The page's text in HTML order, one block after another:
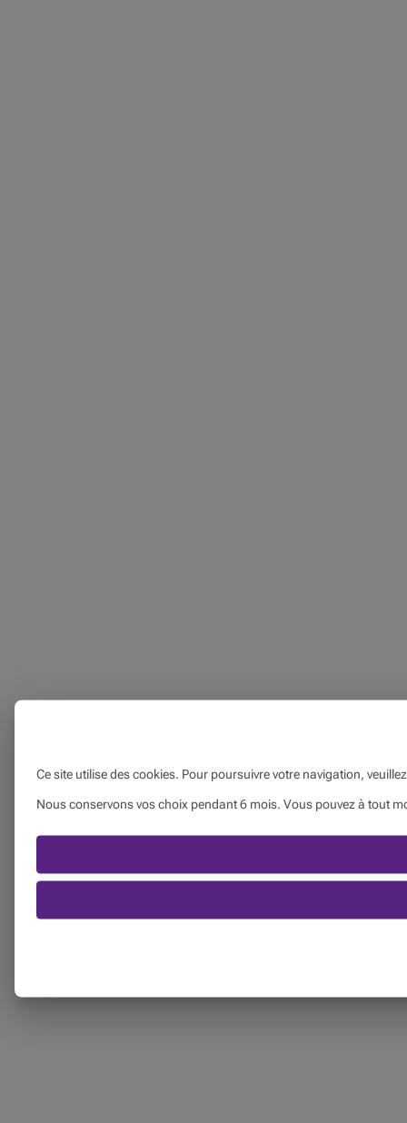
Ce site utilise des cookies. Pour poursuivre votre navigation,
Nous conservons vos choix pendant 6 mois. Vous pouvez à tout